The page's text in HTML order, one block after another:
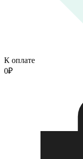
К оплате
0₽